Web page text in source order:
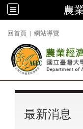
農
回首頁 | 網站導覽
最新消息